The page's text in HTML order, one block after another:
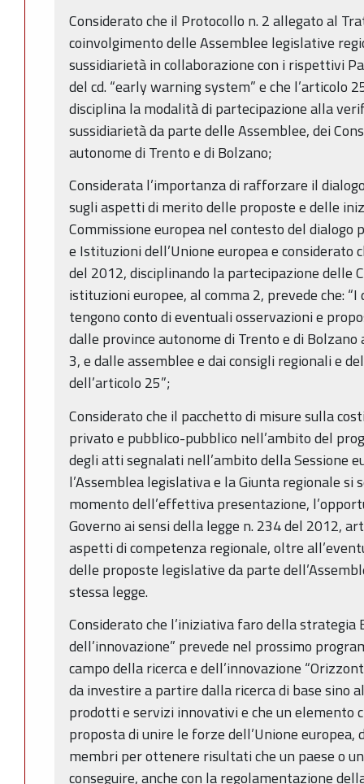
Considerato che il Protocollo n. 2 allegato al
coinvolgimento delle Assemblee legislative
sussidiarietà in collaborazione con i rispettivi
del cd. “early warning system” e che l’articolo
disciplina la modalità di partecipazione alla
sussidiarietà da parte delle Assemblee, dei
autonome di Trento e di Bolzano;
Considerata l’importanza di rafforzare il
sugli aspetti di merito delle proposte e delle
Commissione europea nel contesto del
e Istituzioni dell’Unione europea e considerato
del 2012, disciplinando la partecipazione delle
istituzioni europee, al comma 2, prevede che:
tengono conto di eventuali osservazioni e
dalle province autonome di Trento e di Bolzano
3, e dalle assemblee e dai consigli regionali e
dell’articolo 25”;
Considerato che il pacchetto di misure sulla
privato e pubblico-pubblico nell’ambito del
degli atti segnalati nell’ambito della Sessione
l’Assemblea legislativa e la Giunta regionale
momento dell’effettiva presentazione,
Governo ai sensi della legge n. 234 del 2012,
aspetti di competenza regionale, oltre
delle proposte legislative da parte
stessa legge.
Considerato che l’iniziativa faro della strategia
dell’innovazione” prevede nel prossimo
campo della ricerca e dell’innovazione
da investire a partire dalla ricerca di base sino
prodotti e servizi innovativi e che un elemento
proposta di unire le forze dell’Unione
membri per ottenere risultati che un paese o
conseguire, anche con la regolamentazione